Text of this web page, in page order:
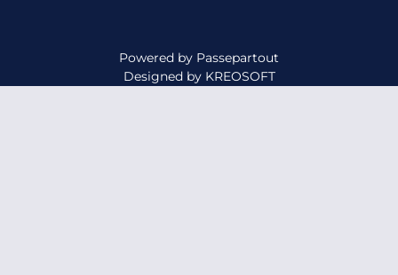
Powered by Passepartout
Designed by KREOSOFT